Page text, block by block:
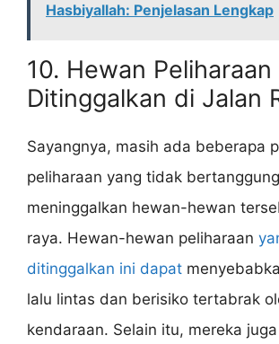
Hasbiyallah: Penjelasan Lengkap
10. Hewan
Ditinggalkan di Jalan
Sayangnya, masih ada beberapa
peliharaan yang tidak
meninggalkan hewan-hewan
raya. Hewan-hewan peliharaan
ditinggalkan ini dapat
lalu lintas dan berisiko tertabrak
kendaraan. Selain itu, mereka